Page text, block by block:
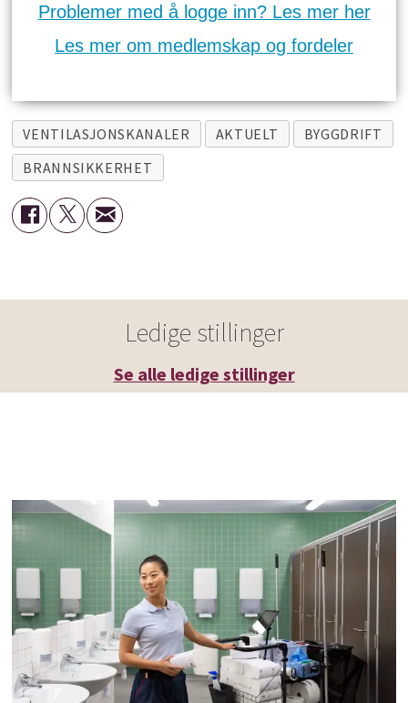
Problemer med å logge inn? Les mer her
Les mer om medlemskap og fordeler
VENTILASJONSKANALER AKTUELT
BYGGDRIFT
BRANNSIKKERHET
Ledige stillinger
Se alle ledige stillinger